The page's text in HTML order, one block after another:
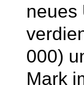
neues
000)
Mark